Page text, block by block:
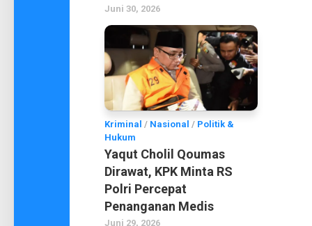
Juni 30, 2026
Kriminal / Nasional / Politik &
Hukum
Yaqut Cholil Qoumas
Dirawat, KPK Minta RS
Polri Percepat
Penanganan Medis
Juni 29, 2026